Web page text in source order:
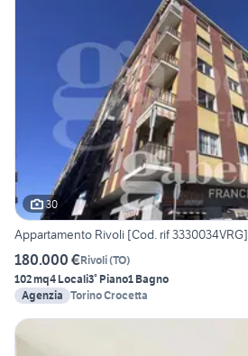
30
Appartamento Rivoli [Cod. rif 3330034VRG]
180.000 €Rivoli(TO)
102 mq4 Locali3° Piano1 Bagno
Agenzia Torino Crocetta